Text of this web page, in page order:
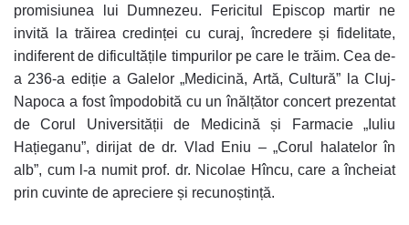
promisiunea lui Dumnezeu. Fericitul Episcop martir ne
invită la trăirea credinței cu curaj, încredere și fidelitate,
indiferent de dificultățile timpurilor pe care le trăim. Cea de-
a 236-a ediție a Galelor „Medicină, Artă, Cultură” la Cluj-
Napoca a fost împodobită cu un înălțător concert prezentat
de Corul Universității de Medicină și Farmacie „Iuliu
Hațieganu”, dirijat de dr. Vlad Eniu – „Corul halatelor în
alb”, cum l-a numit prof. dr. Nicolae Hîncu, care a încheiat
prin cuvinte de apreciere și recunoștință.